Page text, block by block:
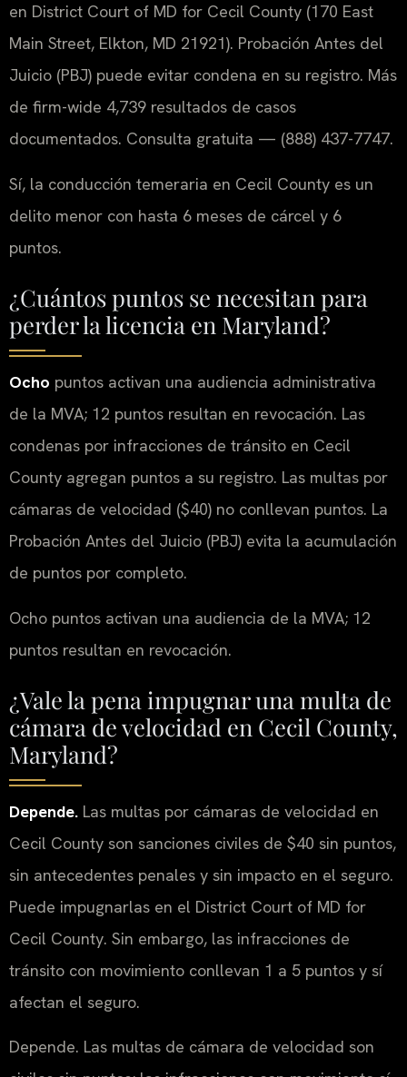
en District Court of MD for Cecil County (170 East
Main Street, Elkton, MD 21921). Probación Antes del
Juicio (PBJ) puede evitar condena en su registro. Más
de firm-wide 4,739 resultados de casos
documentados. Consulta gratuita — (888) 437-7747.
Sí, la conducción temeraria en Cecil County es un
delito menor con hasta 6 meses de cárcel y 6
puntos.
¿Cuántos puntos se necesitan para
perder la licencia en Maryland?
Ocho puntos activan una audiencia administrativa
de la MVA; 12 puntos resultan en revocación. Las
condenas por infracciones de tránsito en Cecil
County agregan puntos a su registro. Las multas por
cámaras de velocidad ($40) no conllevan puntos. La
Probación Antes del Juicio (PBJ) evita la acumulación
de puntos por completo.
Ocho puntos activan una audiencia de la MVA; 12
puntos resultan en revocación.
¿Vale la pena impugnar una multa de
cámara de velocidad en Cecil County,
Maryland?
Depende. Las multas por cámaras de velocidad en
Cecil County son sanciones civiles de $40 sin puntos,
sin antecedentes penales y sin impacto en el seguro.
Puede impugnarlas en el District Court of MD for
Cecil County. Sin embargo, las infracciones de
tránsito con movimiento conllevan 1 a 5 puntos y sí
afectan el seguro.
Depende. Las multas de cámara de velocidad son